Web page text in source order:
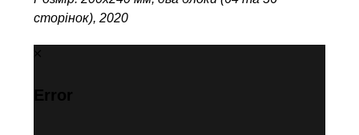
сторінок), 2020
Error